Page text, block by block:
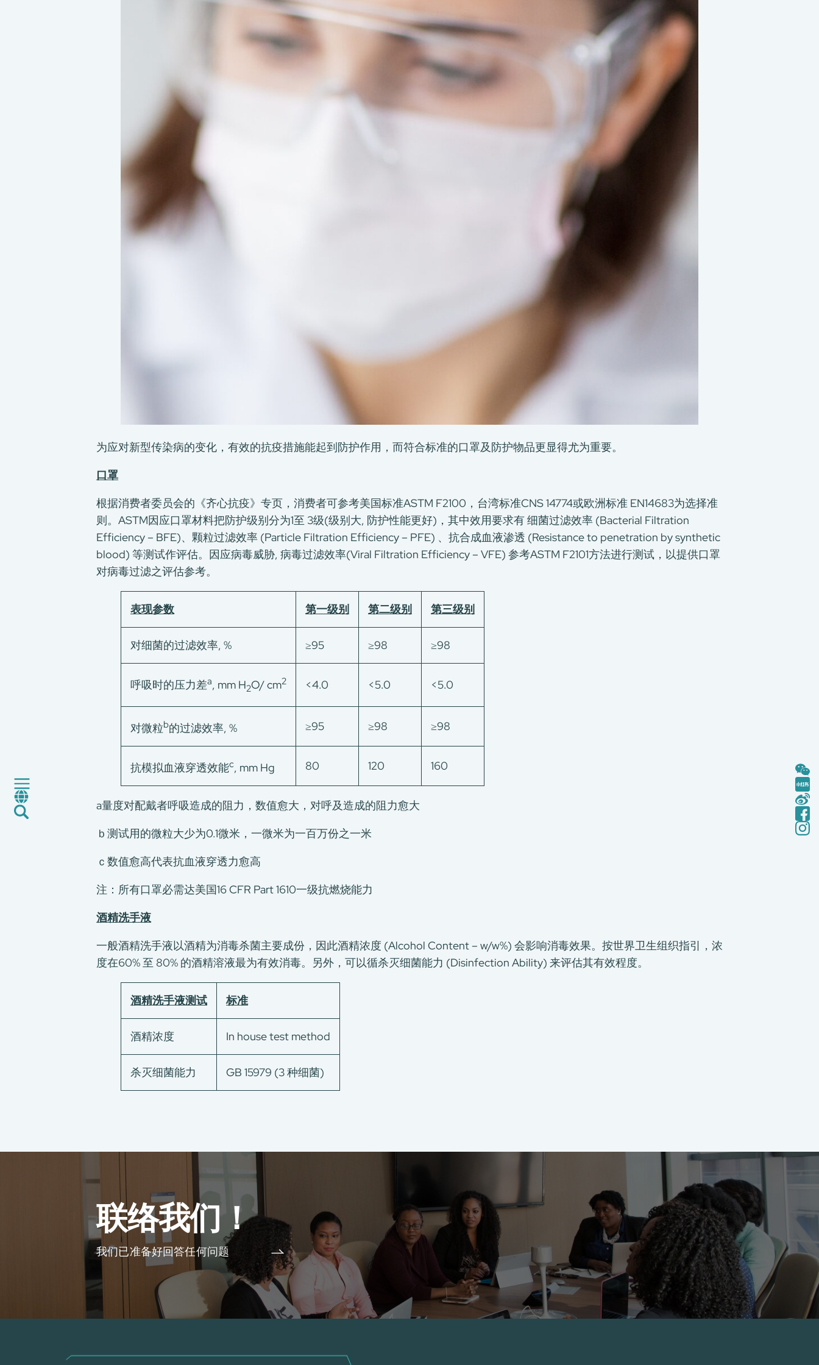
认证与评价服务
为应对新型传染病的变化，有效的抗疫措施能起到防护作用，而符合标准的口罩及防护物品更显得尤为重要。
口罩
根据消费者委员会的《齐心抗疫》专页，消费者可参考美国标准ASTM F2100，台湾标准CNS 14774或欧洲标准 EN14683为选择准
则。ASTM因应口罩材料把防护级别分为1至 3级(级别大, 防护性能更好)，其中效用要求有 细菌过滤效率 (Bacterial Filtration
Efficiency – BFE)、颗粒过滤效率 (Particle Filtration Efficiency – PFE) 、抗合成血液渗透 (Resistance to penetration by synthetic
blood) 等测试作评估。因应病毒威胁, 病毒过滤效率(Viral Filtration Efficiency – VFE) 参考ASTM F2101方法进行测试，以提供口罩
对病毒过滤之评估参考。
表现参数 第一级别 第二级别 第三级别
对细菌的过滤效率, % ≥95 ≥98 ≥98
呼吸时的压力差a, mm H2O/ cm2 <4.0 <5.0 <5.0
对微粒b的过滤效率, % ≥95 ≥98 ≥98
抗模拟血液穿透效能c, mm Hg 80 120 160
a量度对配戴者呼吸造成的阻力，数值愈大，对呼及造成的阻力愈大
ｂ测试用的微粒大少为0.1微米，一微米为一百万份之一米
ｃ数值愈高代表抗血液穿透力愈高
注：所有口罩必需达美国16 CFR Part 1610一级抗燃烧能力
酒精洗手液
一般酒精洗手液以酒精为消毒杀菌主要成份，因此酒精浓度 (Alcohol Content – w/w%) 会影响消毒效果。按世界卫生组织指引，浓
度在60% 至 80% 的酒精溶液最为有效消毒。另外，可以循杀灭细菌能力 (Disinfection Ability) 来评估其有效程度。
酒精洗手液测试 标准
酒精浓度 In house test method
杀灭细菌能力 GB 15979 (3 种细菌)
联络我们！
我们已准备好回答任何问题